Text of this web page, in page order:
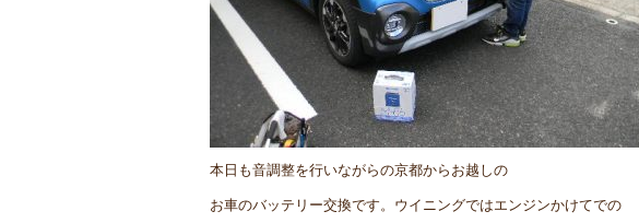
本日も音調整を行いながらの京都からお越しの
お車のバッテリー交換です。ウイニングではエンジンかけてでの